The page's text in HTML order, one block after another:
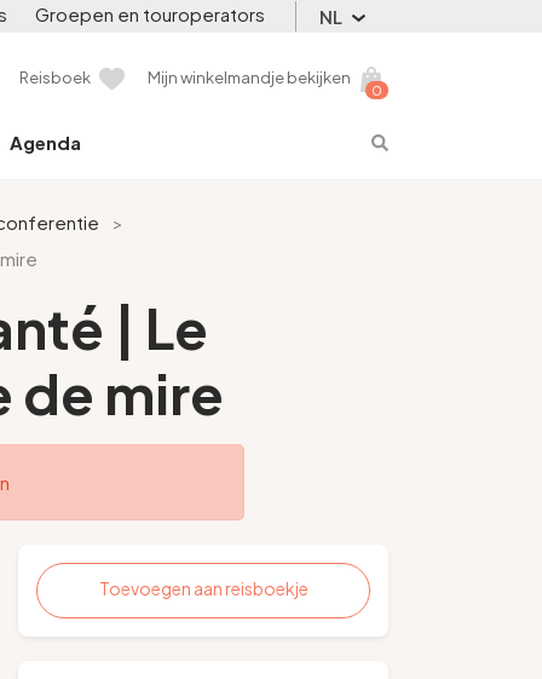
Groepen en touroperators NL
Reisboek
0
Mijn winkelmandje bekijken
Agenda
>
| Le
de mire
Toevoegen aan reisboekje